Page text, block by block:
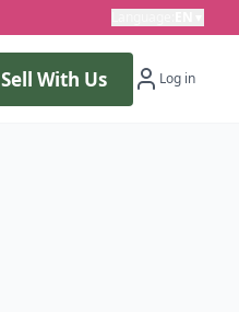
Sell With Us Log in